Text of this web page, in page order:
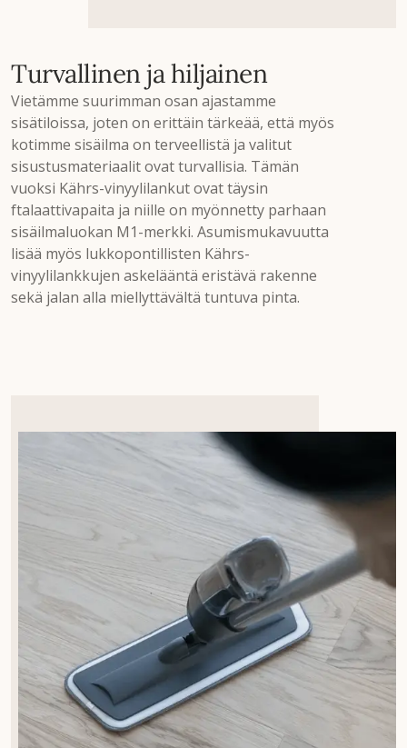
Turvallinen ja hiljainen
Vietämme suurimman osan ajastamme
sisätiloissa, joten on erittäin tärkeää, että myös
kotimme sisäilma on terveellistä ja valitut
sisustusmateriaalit ovat turvallisia. Tämän
vuoksi Kährs-vinyylilankut ovat täysin
ftalaattivapaita ja niille on myönnetty parhaan
sisäilmaluokan M1-merkki. Asumismukavuutta
lisää myös lukkopontillisten Kährs-
vinyylilankkujen askelääntä eristävä rakenne
sekä jalan alla miellyttävältä tuntuva pinta.